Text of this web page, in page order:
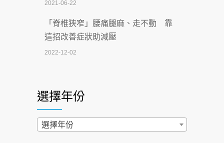
2026-07-02
4連霸議員黃秋澤癌逝！食道癌為何奪命
西園醫院55周年 7／10捐血公益活動 邀
民眾熱血響應
2026-06-30
2021-06-22
「脊椎狹窄」腰痛腿麻、走不動 靠
這招改善症狀助減壓
2022-12-02
2022-02-17
過量維生素D和鈣恐罹癌? 醫師釋
選擇年份
選擇年份